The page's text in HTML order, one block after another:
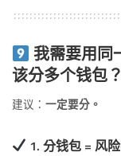
我需要用同
该分多个钱包？
建议： 一定要分。
1. 分钱包 = 风